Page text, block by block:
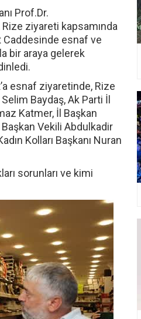
Prof.Dr.
ziyareti kapsamında
Caddesinde esnaf ve
bir araya gelerek
esnaf ziyaretinde, Rize
Baydaş, Ak Parti İl
Katmer, İl Başkan
Başkan Vekili Abdulkadir
Kolları Başkanı Nuran
sorunları ve kimi